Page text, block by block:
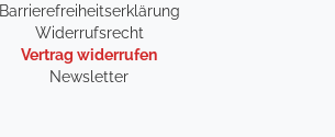
Barrierefreiheitserklärung
Widerrufsrecht
Vertrag widerrufen
Newsletter